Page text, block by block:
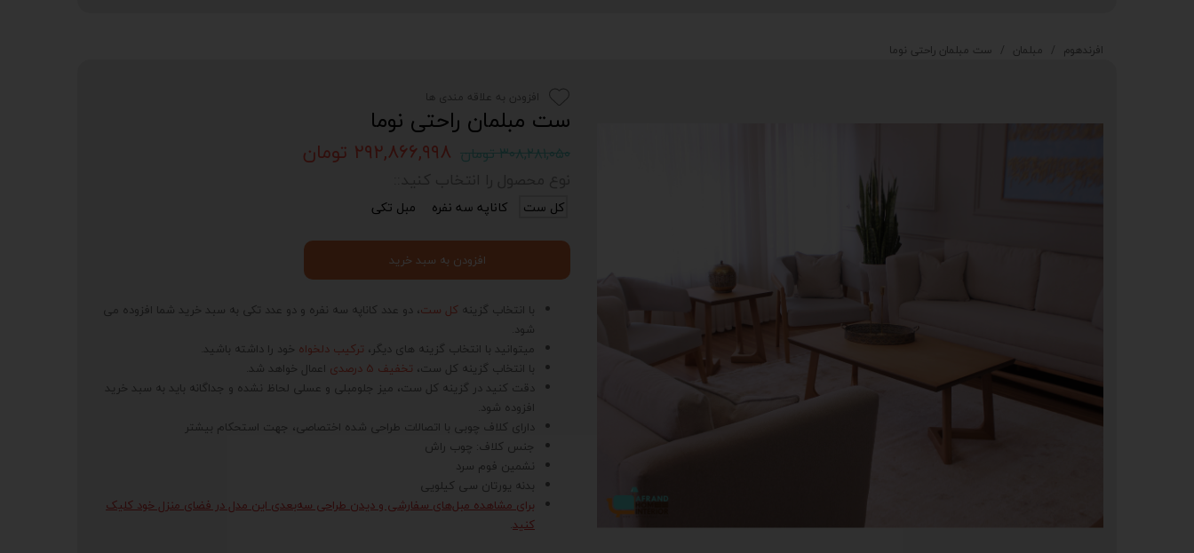
افرندهوم مبلمان ست مبلمان راحتی نوما
ست مبلمان راحتی نوما
۳۰۸,۲۸۱,۰۵۰ تومان ۲۹۲,۸۶۶,۹۹۸ تومان
با انتخاب گزینه کل ست، دو عدد کاناپه سه نفره و دو عدد تکی به سبد خرید شما افزوده می
شود.
میتوانید با انتخاب گزینه های دیگر، ترکیب دلخواه خود را داشته باشید.
با انتخاب گزینه کل ست، تخفیف 5 درصدی
اعمال خواهد شد.
دقت کنید در گزینه کل ست، میز جلومبلی و عسلی لحاظ نشده و جداگانه باید به سبد خرید
افزوده شود.
دارای کلاف چوبی با اتصالات طراحی شده اختصاصی، جهت استحکام بیشتر
جنس کلاف: چوب راش
نشمین فوم سرد
بدنه یورتان سی کیلویی
برای مشاهده مبل‌های سفارشی و دیدن طراحی سه‌بعدی این مدل در فضای منزل خود کلیک
کنید
کل ست کاناپه سه نفره مبل تکی
افزودن به سبد خرید
افزودن به علاقه مندی ها